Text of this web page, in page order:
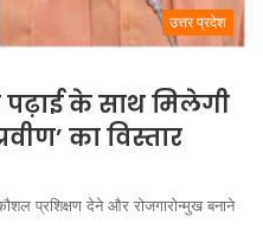
उत्तर प्रदेश
के साथ मिलेगी
का विस्तार
कौशल प्रशिक्षण देने और रोजगारोन्मुख बनाने